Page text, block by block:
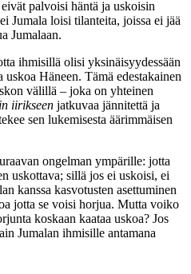
palvoisi häntä ja uskoisin
Jumala loisi tilanteita, joissa ei jää
Jumalaan.
ihmisillä olisi yksinäisyydessään
Häneen. Tämä edestakainen
välillä – joka on yhteinen
iirikseen jatkuvaa jännitettä ja
sen lukemisesta äärimmäisen
ongelman ympärille: jotta
uskottava; sillä jos ei uskoisi, ei
kanssa kasvotusten asettuminen
jotta se voisi horjua. Mutta voiko
koskaan kaataa uskoa? Jos
Jumalan ihmisille antamana